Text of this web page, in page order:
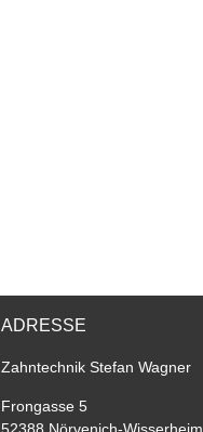
ADRESSE
Zahntechnik Stefan Wagner
Frongasse 5
52388 Nörvenich-Wisserheim